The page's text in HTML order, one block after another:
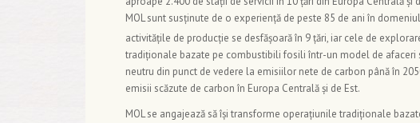
MOL sunt susținute de o experiență de peste 85 de ani în
activitățile de producție se desfășoară în 9 țări, iar cele de
tradiționale bazate pe combustibili fosili într-un model de afaceri
neutru din punct de vedere la emisiilor nete de carbon până în
emisii scăzute de carbon în Europa Centrală și de Est.
MOL se angajează să își transforme operațiunile tradiționale